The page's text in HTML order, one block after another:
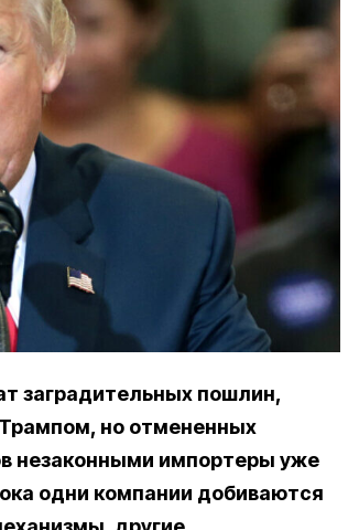
заградительных пошлин,
но отмененных
незаконными импортеры уже
одни компании добиваются